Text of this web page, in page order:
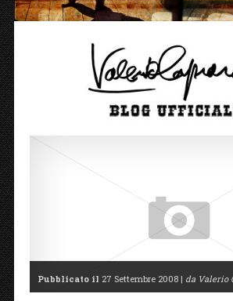
Pubblicato il 27 Settembre 2008 | da Valerio